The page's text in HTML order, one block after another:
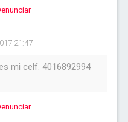
21:47
mi celf. 4016892994